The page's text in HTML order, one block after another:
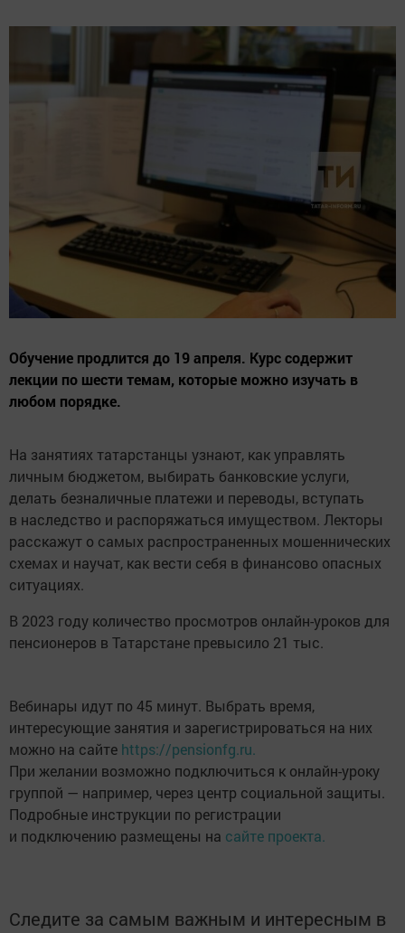
Обучение продлится до 19 апреля. Курс содержит
лекции по шести темам, которые можно изучать в
любом порядке.
На занятиях татарстанцы узнают, как управлять
личным бюджетом, выбирать банковские услуги,
делать безналичные платежи и переводы, вступать
в наследство и распоряжаться имуществом. Лекторы
расскажут о самых распространенных мошеннических
схемах и научат, как вести себя в финансово опасных
ситуациях.
В 2023 году количество просмотров онлайн-уроков для
пенсионеров в Татарстане превысило 21 тыс.
Вебинары идут по 45 минут. Выбрать время,
интересующие занятия и зарегистрироваться на них
можно на сайте https://pensionfg.ru.
При желании возможно подключиться к онлайн-уроку
группой — например, через центр социальной защиты.
Подробные инструкции по регистрации
и подключению размещены на сайте проекта.
Следите за самым важным и интересным в